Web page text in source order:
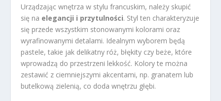
Urządzając wnętrza w stylu francuskim, należy skupić
się na elegancji i przytulności. Styl ten charakteryzuje
się przede wszystkim stonowanymi kolorami oraz
wyrafinowanymi detalami. Idealnym wyborem będą
pastele, takie jak delikatny róż, błękity czy beże, które
wprowadzą do przestrzeni lekkość. Kolory te można
zestawić z ciemniejszymi akcentami, np. granatem lub
butelkową zielenią, co doda wnętrzu głębi.